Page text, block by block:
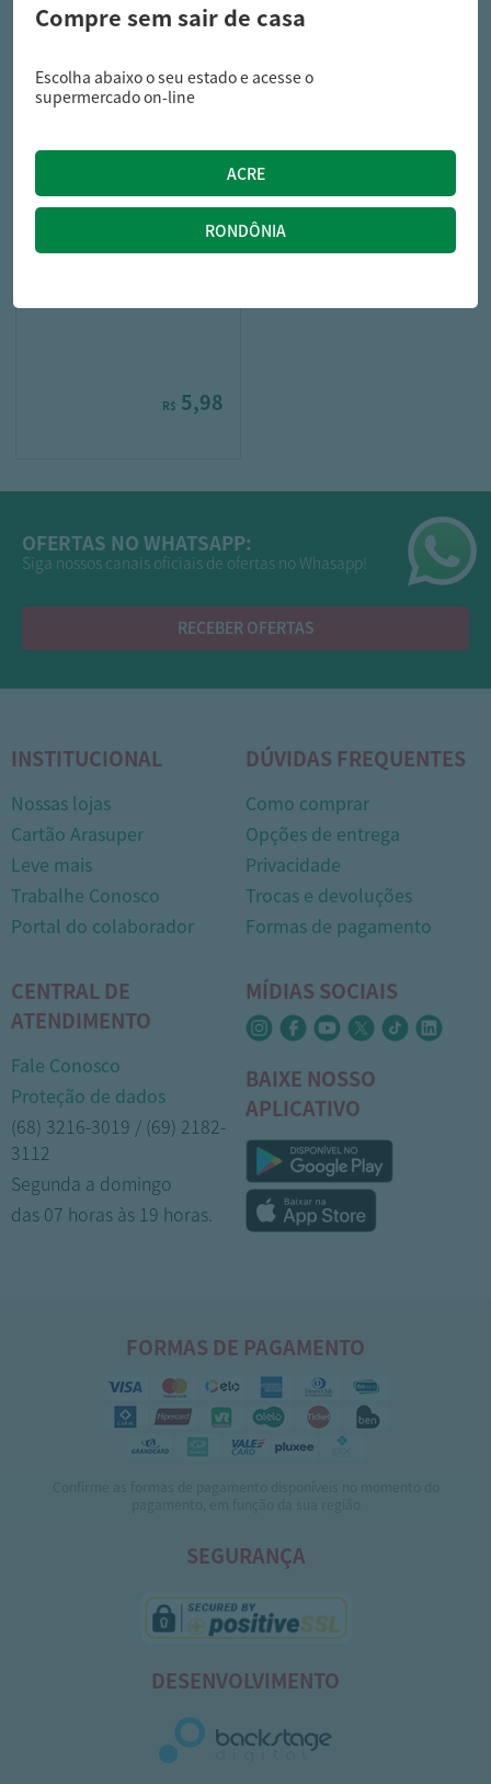
R$ 5,98
OFERTAS NO WHATSAPP:
Siga nossos canais oficiais de ofertas no Whasapp!
RECEBER OFERTAS
INSTITUCIONAL
Nossas lojas
Cartão Arasuper
Leve mais
Trabalhe Conosco
Portal do colaborador
DÚVIDAS FREQUENTES
Como comprar
Opções de entrega
Privacidade
Trocas e devoluções
Formas de pagamento
CENTRAL DE
ATENDIMENTO
Fale Conosco
Proteção de dados
(68) 3216-3019 / (69) 2182-
3112
Segunda a domingo
das 07 horas às 19 horas.
MÍDIAS SOCIAIS
BAIXE NOSSO
APLICATIVO
FORMAS DE PAGAMENTO
SEGURANÇA
DESENVOLVIMENTO
Compre sem sair de casa
Escolha abaixo o seu estado e acesse o
supermercado on-line